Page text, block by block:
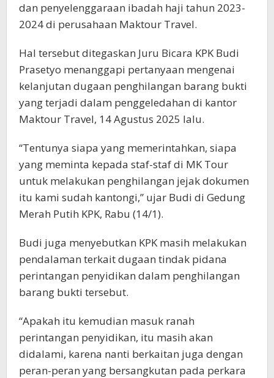
dan penyelenggaraan ibadah haji tahun 2023-
2024 di perusahaan Maktour Travel.
Hal tersebut ditegaskan Juru Bicara KPK Budi
Prasetyo menanggapi pertanyaan mengenai
kelanjutan dugaan penghilangan barang bukti
yang terjadi dalam penggeledahan di kantor
Maktour Travel, 14 Agustus 2025 lalu.
“Tentunya siapa yang memerintahkan, siapa
yang meminta kepada staf-staf di MK Tour
untuk melakukan penghilangan jejak dokumen
itu kami sudah kantongi,” ujar Budi di Gedung
Merah Putih KPK, Rabu (14/1).
Budi juga menyebutkan KPK masih melakukan
pendalaman terkait dugaan tindak pidana
perintangan penyidikan dalam penghilangan
barang bukti tersebut.
“Apakah itu kemudian masuk ranah
perintangan penyidikan, itu masih akan
didalami, karena nanti berkaitan juga dengan
peran-peran yang bersangkutan pada perkara